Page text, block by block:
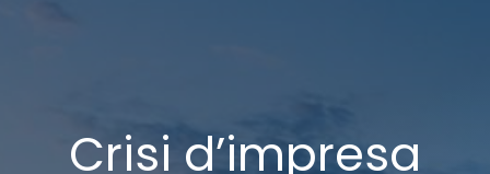
Crisi d’impresa